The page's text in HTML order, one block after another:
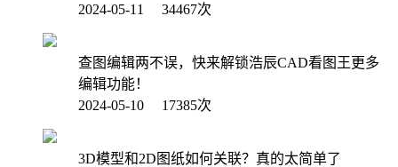
2024-05-11 34467次
查图编辑两不误，快来解锁浩辰CAD看图王更多
编辑功能！
2024-05-10 17385次
3D模型和2D图纸如何关联？真的太简单了